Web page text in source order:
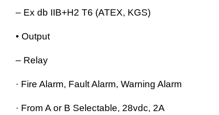
– Ex db IIB+H2 T6 (ATEX, KGS)
• Output
– Relay
· Fire Alarm, Fault Alarm, Warning Alarm
· From A or B Selectable, 28vdc, 2A